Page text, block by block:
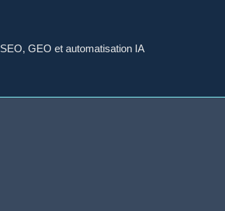
SEO, GEO et automatisation IA